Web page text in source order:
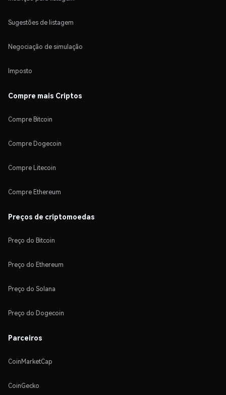
Sugestões de listagem
Negociação de simulação
Imposto
Compre mais Criptos
Compre Bitcoin
Compre Dogecoin
Compre Litecoin
Compre Ethereum
Preços de criptomoedas
Preço do Bitcoin
Preço do Ethereum
Preço do Solana
Preço do Dogecoin
Parceiros
CoinMarketCap
CoinGecko